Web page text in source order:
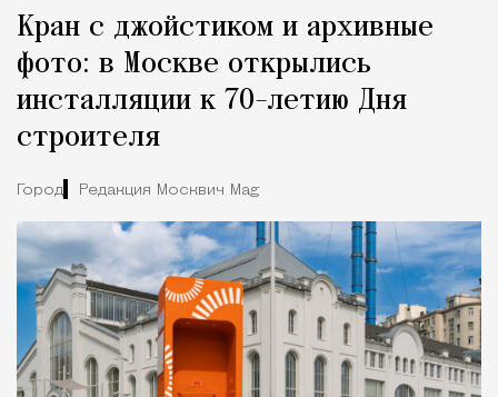
Кран с джойстиком и архивные
фото: в Москве открылись
инсталляции к 70-летию Дня
строителя
Город Редакция Москвич Mag